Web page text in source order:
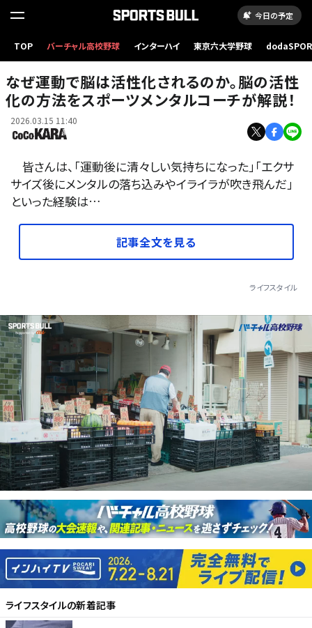
今日の予定
TOP バーチャル高校野球 インターハイ 東京六大学野球
なぜ運動で脳は活性化されるのか。脳の活性
化の方法をスポーツメンタルコーチが解説！
2026.03.15 11:40
皆さんは、「運動後に清々しい気持ちになった」「エクサ
サイズ後にメンタルの落ち込みやイライラが吹き飛んだ」
といった経験は…
記事全文を見る
ライフスタイル
ライフスタイルの新着記事